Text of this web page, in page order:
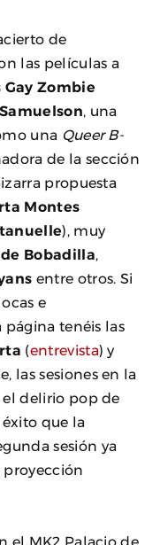
de
las películas a
Gay Zombie
, una
una Queer B-
de la sección
propuesta
Montes
), muy
Bobadilla
entre otros. Si
e
página tenéis las
(entrevista) y
las sesiones en la
el delirio pop de
que la
sesión ya
proyección
el MK2 Palacio de